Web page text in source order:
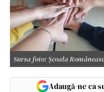
Sursa foto: Școala
Adaugă-ne ca